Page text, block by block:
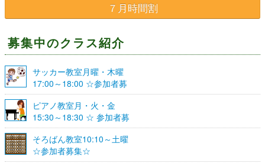
７月時間割
募集中のクラス紹介
サッカー教室月曜・木曜
17:00～18:00 ☆参加者募
集☆
ピアノ教室月・火・金
15:30～18:30 ☆ 参加者募
集☆
そろばん教室10:10～土曜
☆参加者募集☆